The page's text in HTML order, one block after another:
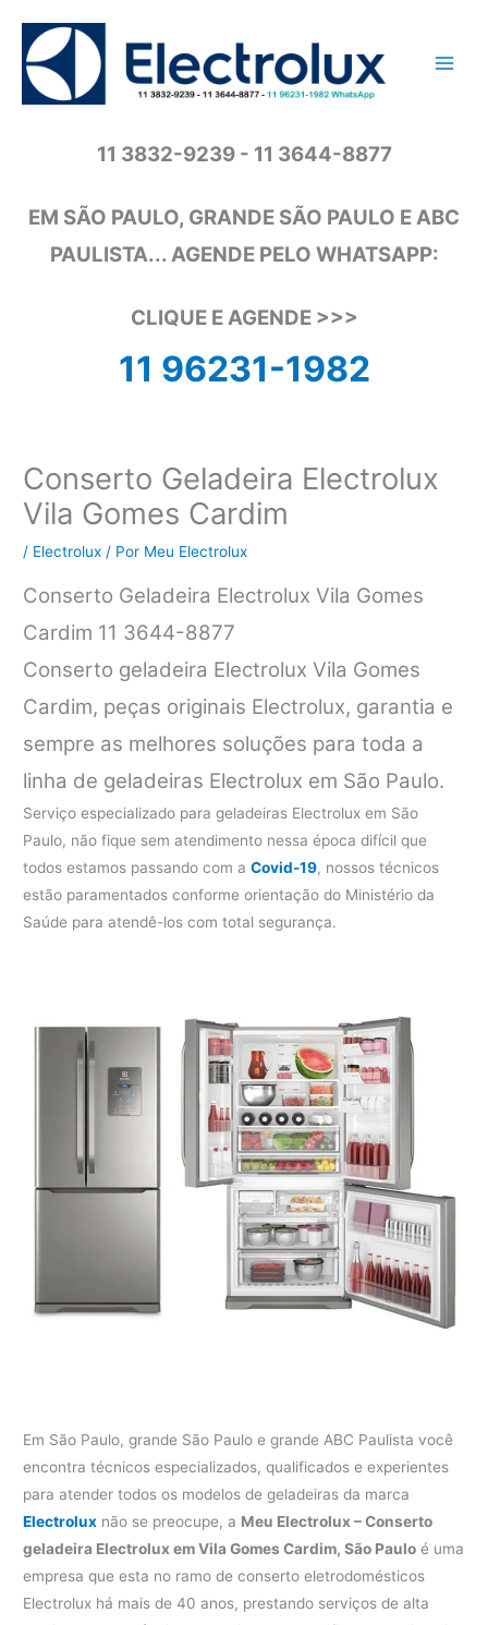
conteúdo
11 3832-9239 - 11 3644-8877
EM SÃO PAULO, GRANDE SÃO PAULO E ABC
PAULISTA... AGENDE PELO WHATSAPP:
CLIQUE E AGENDE >>>
11 96231-1982
Conserto Geladeira Electrolux
Vila Gomes Cardim
/ Electrolux / Por Meu Electrolux
Conserto Geladeira Electrolux Vila Gomes
Cardim 11 3644-8877
Conserto geladeira Electrolux Vila Gomes
Cardim, peças originais Electrolux, garantia e
sempre as melhores soluções para toda a
linha de geladeiras Electrolux em São Paulo.
Serviço especializado para geladeiras Electrolux em São
Paulo, não fique sem atendimento nessa época difícil que
todos estamos passando com aCovid-19, nossos técnicos
estão paramentados conforme orientação do Ministério da
Saúde para atendê-los com total segurança.
Em São Paulo, grande São Paulo e grande ABC Paulista você
encontra técnicos especializados, qualificados e experientes
para atender todos os modelos de geladeiras da marca
Electrolux não se preocupe, a Meu Electrolux – Conserto
geladeira Electrolux em Vila Gomes Cardim, São Paulo é uma
empresa que esta no ramo de conserto eletrodomésticos
Electrolux há mais de 40 anos, prestando serviços de alta